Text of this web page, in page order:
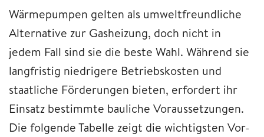
Wärmepumpen gelten als umweltfreundliche
Alternative zur Gasheizung, doch nicht in
jedem Fall sind sie die beste Wahl. Während sie
langfristig niedrigere Betriebskosten und
staatliche Förderungen bieten, erfordert ihr
Einsatz bestimmte bauliche Voraussetzungen.
Die folgende Tabelle zeigt die wichtigsten Vor-